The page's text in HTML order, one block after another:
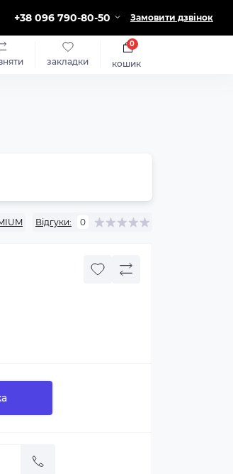
+38 096 790-80-50 Замовити дзвінок
закладки кошик
0
Відгуки: 0